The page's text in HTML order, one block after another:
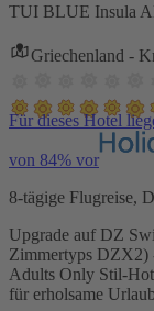
TUI BLUE Insula
Griechenland -
Für dieses Hotel
von 84% vor
8-tägige Flugreise,
Upgrade auf DZ
Zimmertyps DZX2)
Adults Only Stil-
für erholsame